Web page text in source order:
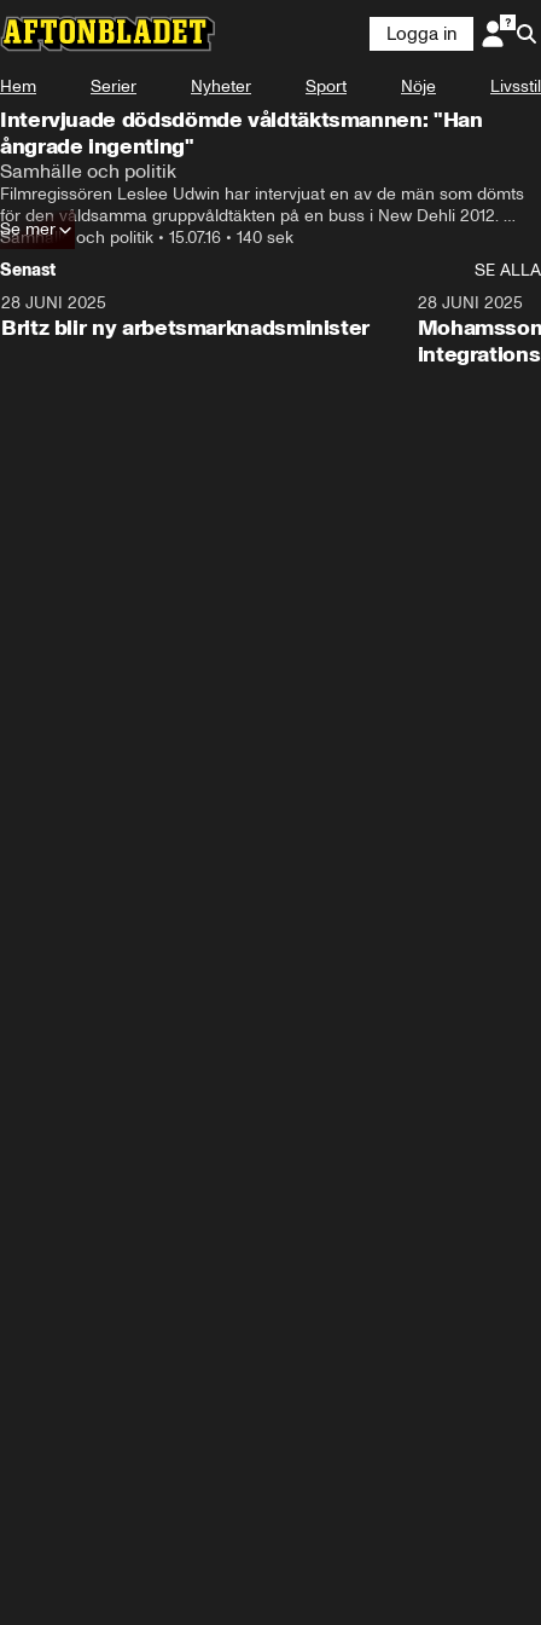
Logga in
Hem Serier Nyheter Sport Nöje Livsstil
Intervjuade dödsdömde våldtäktsmannen: "Han
ångrade ingenting"
Samhälle och politik
Filmregissören Leslee Udwin har intervjuat en av de män som dömts
för den våldsamma gruppvåldtäkten på en buss i New Dehli 2012.
Ikväll visas hennes dokumentär på SVT.
Samhälle och politik • 15.07.16 • 140 sek
Se mer
Senast
SE ALLA
28 JUNI 2025
Britz blir ny arbetsmarknadsminister
28 JUNI 2025